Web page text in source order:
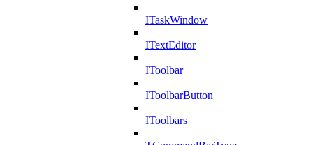
ITaskWindow
ITextEditor
IToolbar
IToolbarButton
IToolbars